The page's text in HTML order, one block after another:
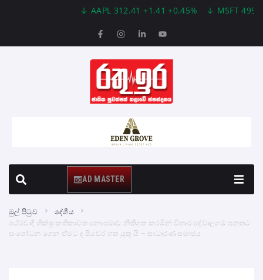
AAPL 312.41 +1.41 +0.45% MSFT 499.86
AD MASTER
මුල් පිටුව
දේශීය
ථේරවාදි භික්ෂු කතිකාවත නොපමාව නීතිගත කරමින් විහාර දේවාලගම් පනතට
සංශෝධන ගෙන ඒමට ද පියවර ගත යුතු යි – සාධාරණ සමාජය